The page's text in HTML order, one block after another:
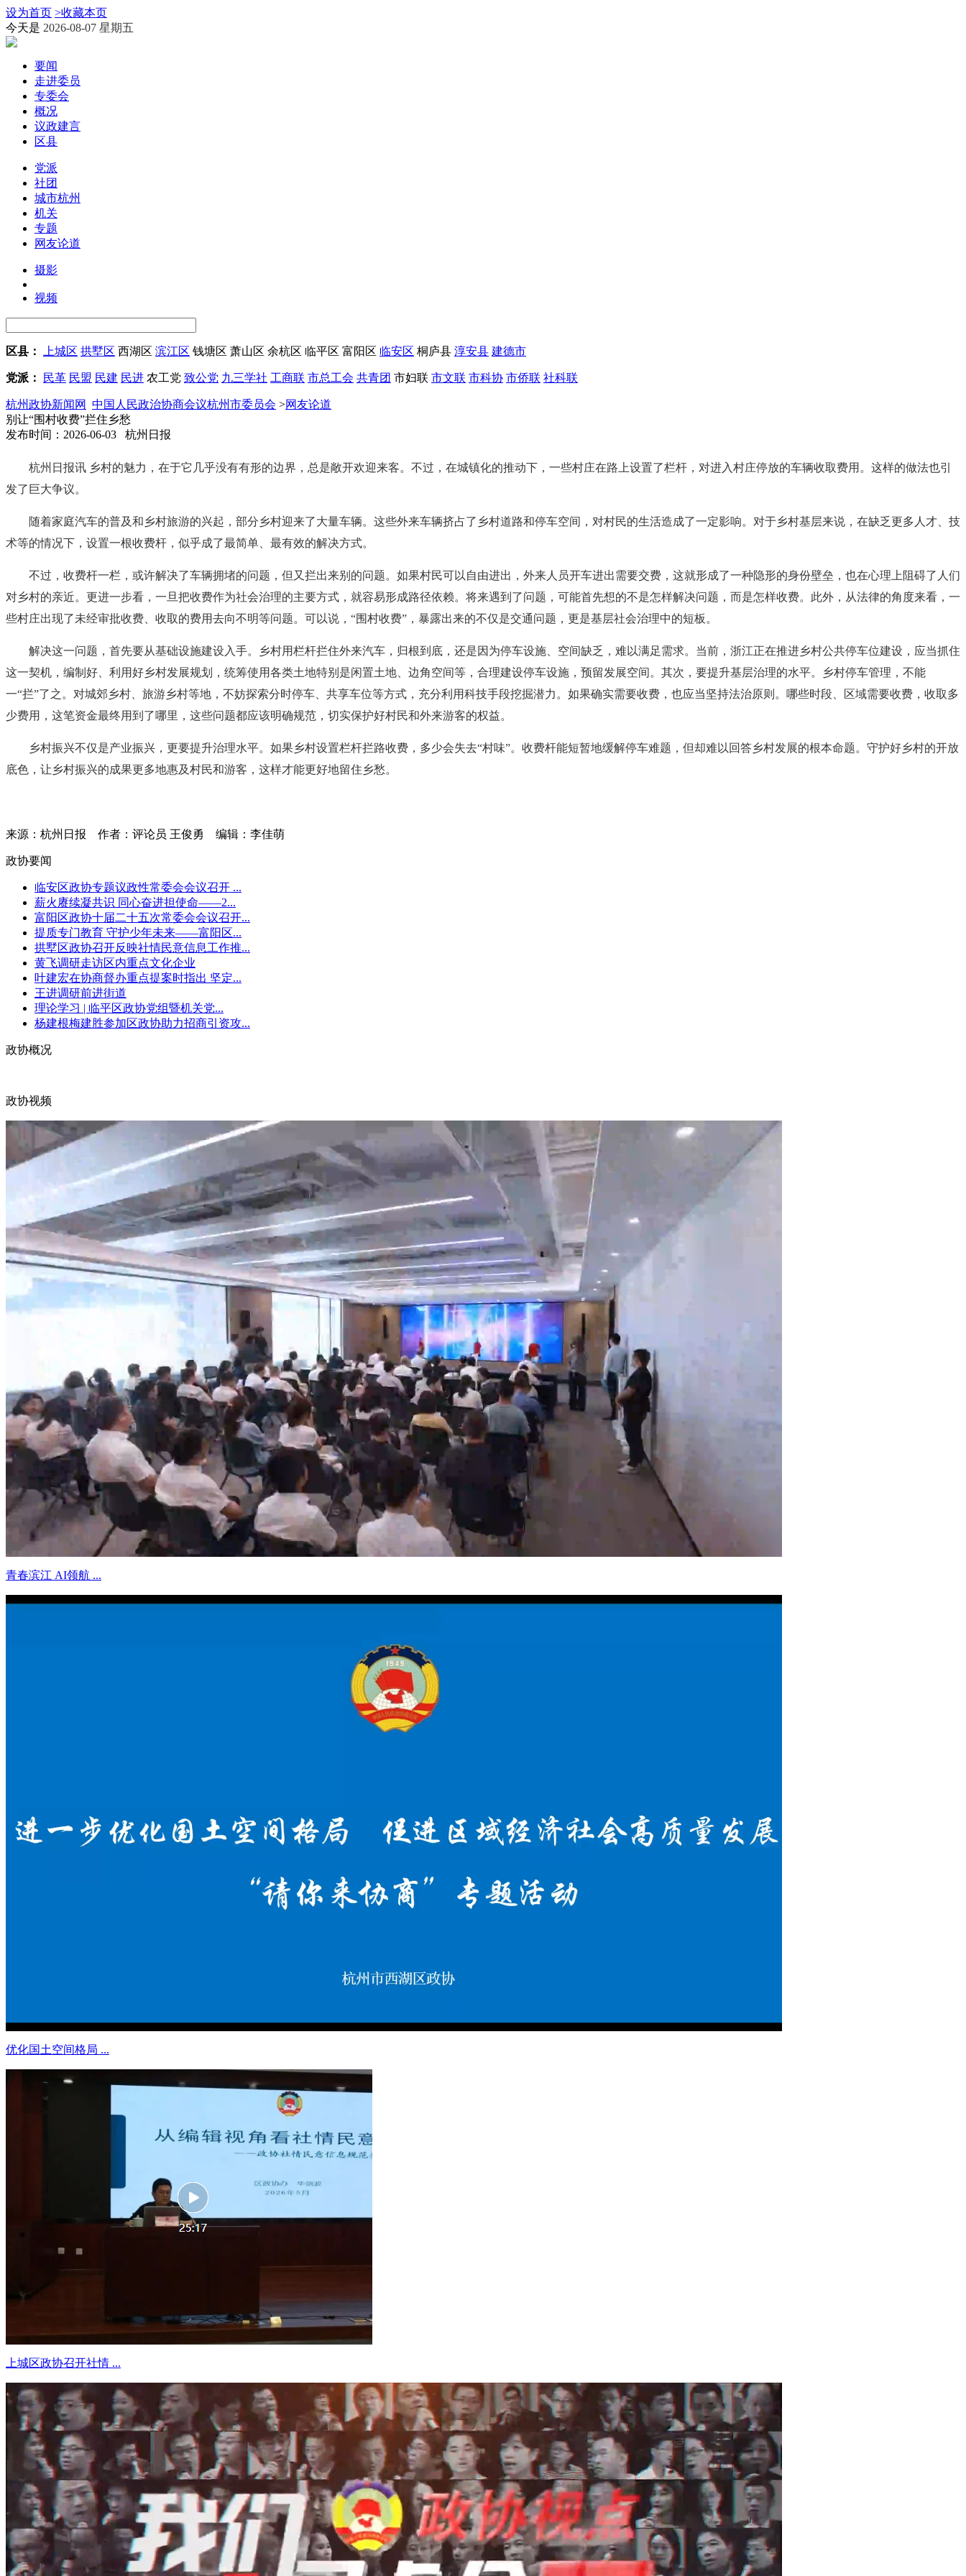
设为首页 >收藏本页
今天是 2026-08-07 星期五
要闻
走进委员
专委会
概况
议政建言
区县
党派
社团
城市杭州
机关
专题
网友论道
摄影
视频
区县： 上城区 拱墅区 西湖区 滨江区 钱塘区 萧山区 余杭区 临平区 富阳区 临安区 桐庐县 淳安县 建德市
党派： 民革 民盟 民建 民进 农工党 致公党 九三学社 工商联 市总工会 共青团 市妇联 市文联 市科协 市侨联 社科联
杭州政协新闻网 中国人民政治协商会议杭州市委员会 >网友论道
别让“围村收费”拦住乡愁
发布时间：2026-06-03 杭州日报
杭州日报讯 乡村的魅力，在于它几乎没有有形的边界，总是敞开欢迎来客。不过，在城镇化的推动下，一些村庄在路上设置了栏杆，对进入村庄停放的车辆收取费用。这样的做法也引
发了巨大争议。
随着家庭汽车的普及和乡村旅游的兴起，部分乡村迎来了大量车辆。这些外来车辆挤占了乡村道路和停车空间，对村民的生活造成了一定影响。对于乡村基层来说，在缺乏更多人才、技
术等的情况下，设置一根收费杆，似乎成了最简单、最有效的解决方式。
不过，收费杆一栏，或许解决了车辆拥堵的问题，但又拦出来别的问题。如果村民可以自由进出，外来人员开车进出需要交费，这就形成了一种隐形的身份壁垒，也在心理上阻碍了人们
对乡村的亲近。更进一步看，一旦把收费作为社会治理的主要方式，就容易形成路径依赖。将来遇到了问题，可能首先想的不是怎样解决问题，而是怎样收费。此外，从法律的角度来看，一
些村庄出现了未经审批收费、收取的费用去向不明等问题。可以说，“围村收费”，暴露出来的不仅是交通问题，更是基层社会治理中的短板。
解决这一问题，首先要从基础设施建设入手。乡村用栏杆拦住外来汽车，归根到底，还是因为停车设施、空间缺乏，难以满足需求。当前，浙江正在推进乡村公共停车位建设，应当抓住
这一契机，编制好、利用好乡村发展规划，统筹使用各类土地特别是闲置土地、边角空间等，合理建设停车设施，预留发展空间。其次，要提升基层治理的水平。乡村停车管理，不能
一“拦”了之。对城郊乡村、旅游乡村等地，不妨探索分时停车、共享车位等方式，充分利用科技手段挖掘潜力。如果确实需要收费，也应当坚持法治原则。哪些时段、区域需要收费，收取多
少费用，这笔资金最终用到了哪里，这些问题都应该明确规范，切实保护好村民和外来游客的权益。
乡村振兴不仅是产业振兴，更要提升治理水平。如果乡村设置栏杆拦路收费，多少会失去“村味”。收费杆能短暂地缓解停车难题，但却难以回答乡村发展的根本命题。守护好乡村的开放
底色，让乡村振兴的成果更多地惠及村民和游客，这样才能更好地留住乡愁。
来源：杭州日报 作者：评论员 王俊勇 编辑：李佳萌
政协要闻
临安区政协专题议政性常委会会议召开 ...
薪火赓续凝共识 同心奋进担使命——2...
富阳区政协十届二十五次常委会会议召开...
提质专门教育 守护少年未来——富阳区...
拱墅区政协召开反映社情民意信息工作推...
黄飞调研走访区内重点文化企业
叶建宏在协商督办重点提案时指出 坚定...
王进调研前进街道
理论学习 | 临平区政协党组暨机关党...
杨建根梅建胜参加区政协助力招商引资攻...
政协概况
政协视频
青春滨江 AI领航 ...
优化国土空间格局 ...
上城区政协召开社情 ...